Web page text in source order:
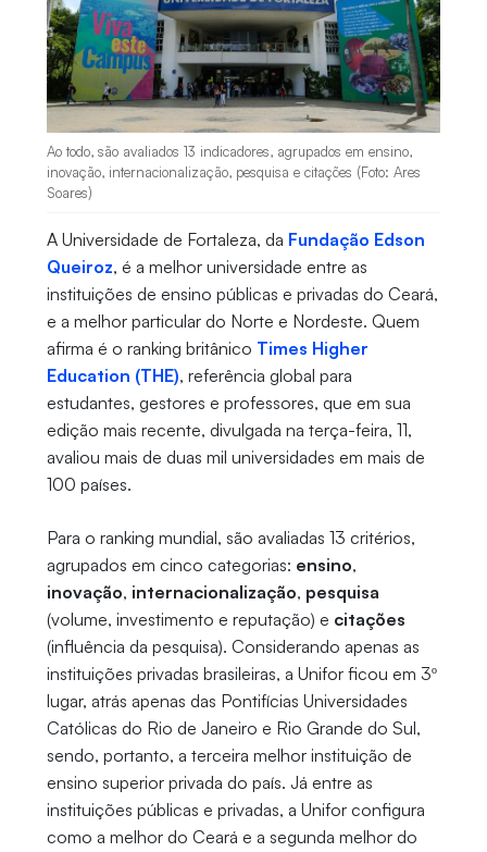
Ao todo, são avaliados 13 indicadores, agrupados em ensino,
inovação, internacionalização, pesquisa e citações (Foto: Ares
Soares)
A Universidade de Fortaleza, da Fundação Edson
Queiroz, é a melhor universidade entre as
instituições de ensino públicas e privadas do Ceará,
e a melhor particular do Norte e Nordeste. Quem
afirma é o ranking britânico Times Higher
Education (THE), referência global para
estudantes, gestores e professores, que em sua
edição mais recente, divulgada na terça-feira, 11,
avaliou mais de duas mil universidades em mais de
100 países.
Para o ranking mundial, são avaliadas 13 critérios,
agrupados em cinco categorias: ensino,
inovação, internacionalização, pesquisa
(volume, investimento e reputação) e citações
(influência da pesquisa). Considerando apenas as
instituições privadas brasileiras, a Unifor ficou em 3º
lugar, atrás apenas das Pontifícias Universidades
Católicas do Rio de Janeiro e Rio Grande do Sul,
sendo, portanto, a terceira melhor instituição de
ensino superior privada do país. Já entre as
instituições públicas e privadas, a Unifor configura
como a melhor do Ceará e a segunda melhor do